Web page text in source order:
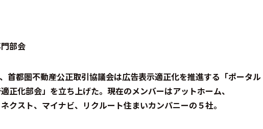
部会
首都圏不動産公正取引協議会は広告表示適正化を推進する「ポータル
正化部会」を立ち上げた。現在のメンバーはアットホーム、
クスト、マイナビ、リクルート住まいカンパニーの５社。